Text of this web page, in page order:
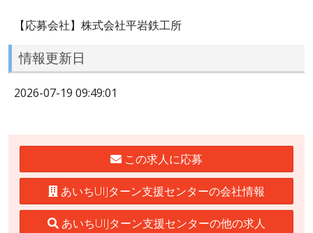
【応募会社】株式会社平岩鉄工所
情報更新日
2026-07-19 09:49:01
この求人に応募
あいちUIJターン支援センターの会社情報
あいちUIJターン支援センターの他の求人